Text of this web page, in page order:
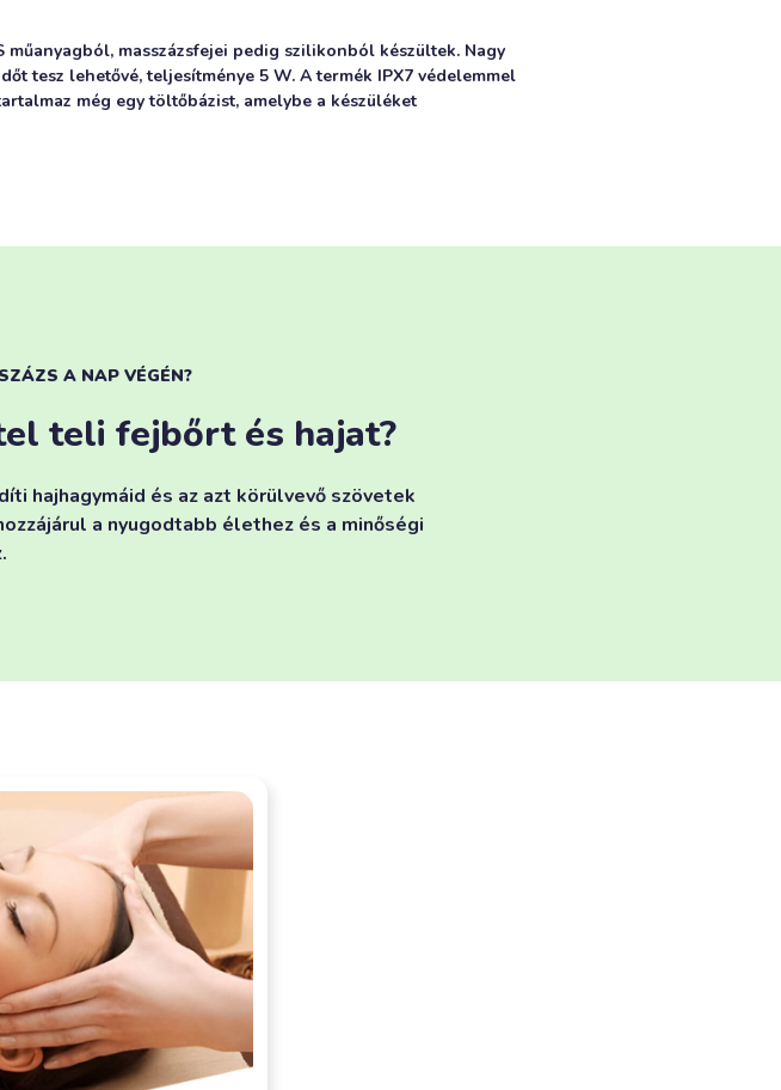
műanyagból, masszázsfejei pedig szilikonból készültek. Nagy
tesz lehetővé, teljesítménye 5 W. A termék IPX7 védelemmel
még egy töltőbázist, amelybe a készüléket
A NAP VÉGÉN?
teli fejbőrt és hajat?
hajhagymáid és az azt körülvevő szövetek
a nyugodtabb élethez és a minőségi